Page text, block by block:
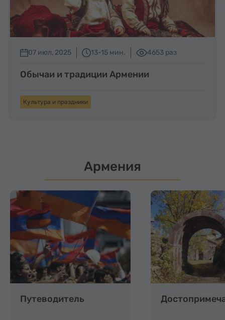
07 июл, 2025 13-15 мин. 4653 раз
Обычаи и традиции Армении
Культура и праздники
Армения
Путеводитель